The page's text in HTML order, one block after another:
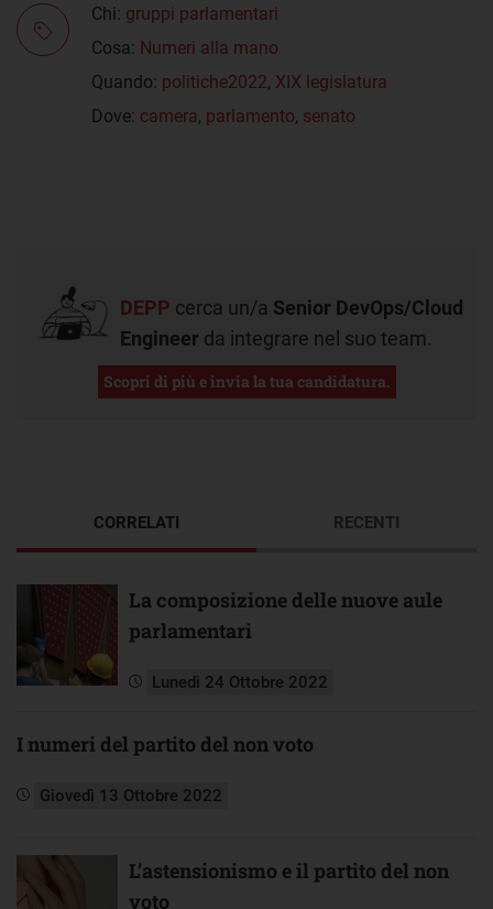
Chi: gruppi parlamentari
Cosa: Numeri alla mano
Quando: politiche2022, XIX legislatura
Dove: camera, parlamento, senato
DEPP cerca un/a Senior DevOps/Cloud
Engineer da integrare nel suo team.
Scopri di più e invia la tua candidatura.
CORRELATI
La composizione delle nuove aule
parlamentari
Lunedì 24 Ottobre 2022
I numeri del partito del non voto
Giovedì 13 Ottobre 2022
L’astensionismo e il partito del non
voto
RECENTI